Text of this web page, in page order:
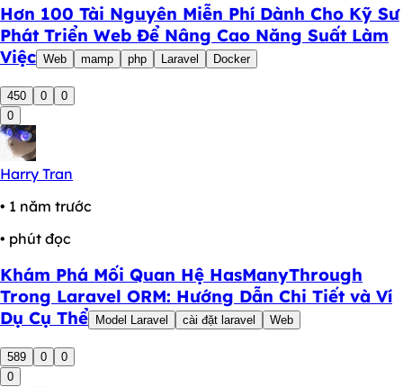
Hơn 100 Tài Nguyên Miễn Phí Dành Cho Kỹ Sư
Phát Triển Web Để Nâng Cao Năng Suất Làm
Việc Web mamp php Laravel Docker
450 0
0
0
Harry Tran
• 1 năm trước
• phút đọc
Khám Phá Mối Quan Hệ HasManyThrough
Trong Laravel ORM: Hướng Dẫn Chi Tiết và Ví
Dụ Cụ Thể
Model Laravel cài đặt laravel Web
589 0
0
0